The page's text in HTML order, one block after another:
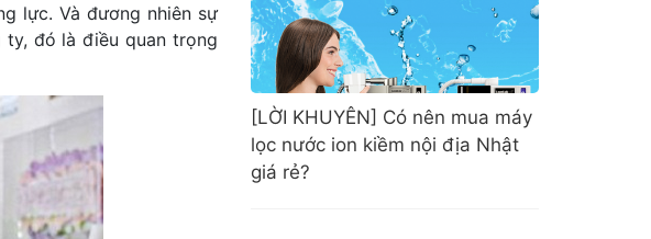
lực. Và đương nhiên sự
ty, đó là điều quan trọng
[LỜI KHUYÊN] Có nên mua máy
lọc nước ion kiềm nội địa Nhật
giá rẻ?